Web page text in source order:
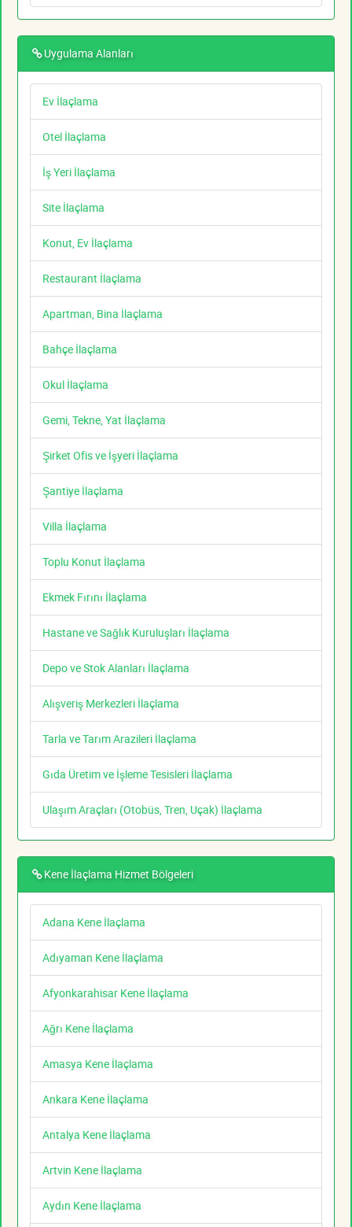
Uygulama Alanları
Ev İlaçlama
Otel İlaçlama
İş Yeri İlaçlama
Site İlaçlama
Konut, Ev İlaçlama
Restaurant İlaçlama
Apartman, Bina İlaçlama
Bahçe İlaçlama
Okul İlaçlama
Gemi, Tekne, Yat İlaçlama
Şirket Ofis ve İşyeri İlaçlama
Şantiye İlaçlama
Villa İlaçlama
Toplu Konut İlaçlama
Ekmek Fırını İlaçlama
Hastane ve Sağlık Kuruluşları İlaçlama
Depo ve Stok Alanları İlaçlama
Alışveriş Merkezleri İlaçlama
Tarla ve Tarım Arazileri İlaçlama
Gıda Üretim ve İşleme Tesisleri İlaçlama
Ulaşım Araçları (Otobüs, Tren, Uçak) İlaçlama
Kene İlaçlama Hizmet Bölgeleri
Adana Kene İlaçlama
Adıyaman Kene İlaçlama
Afyonkarahisar Kene İlaçlama
Ağrı Kene İlaçlama
Amasya Kene İlaçlama
Ankara Kene İlaçlama
Antalya Kene İlaçlama
Artvin Kene İlaçlama
Aydın Kene İlaçlama